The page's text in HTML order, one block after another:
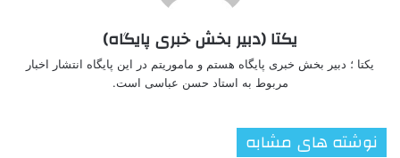
یکتا (دبیر بخش خبری پایگاه)
یکتا ؛ دبیر بخش خبری پایگاه هستم و ماموریتم در این پایگاه انتشار اخبار
مربوط به استاد حسن عباسی است.
نوشته های مشابه